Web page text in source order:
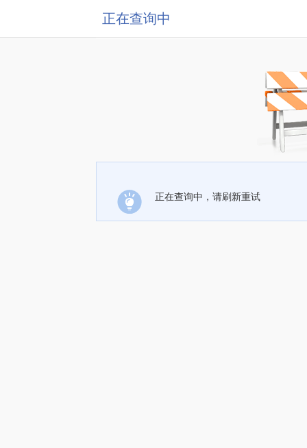
正在查询中
正在查询中，请刷新重试